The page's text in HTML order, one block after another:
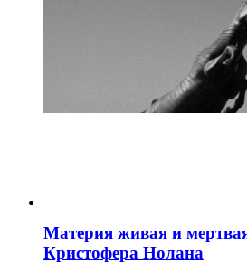
Материя живая и
Кристофера Нолана